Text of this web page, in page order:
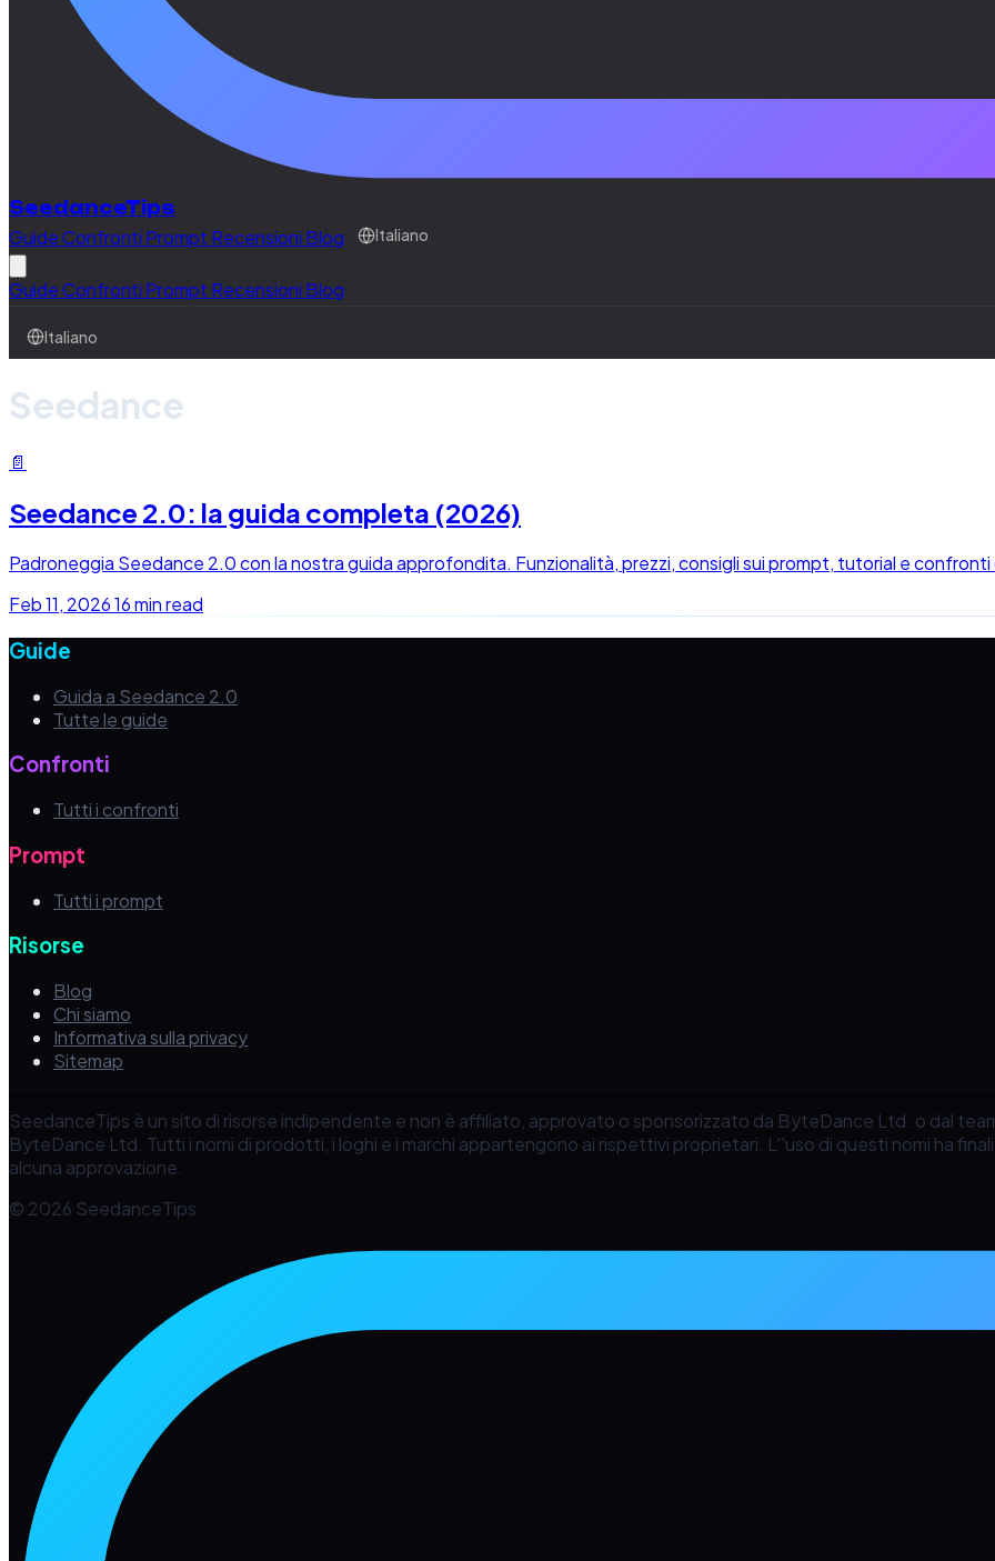
SeedanceTips
GuideConfronti Prompt Recensioni Blog Italiano
GuideConfronti Prompt Recensioni Blog
Italiano
Seedance
📄
Seedance 2.0: la guida completa (2026)
Padroneggia Seedance 2.0 con la nostra guida approfondita. Funzionalità, prezzi, consigli sui prompt, tutorial e confronti
Feb 11, 202616 min read
Guide
Guida a Seedance 2.0
Tutte le guide
Confronti
Tutti i confronti
Prompt
Tutti i prompt
Risorse
Blog
Chi siamo
Informativa sulla privacy
Sitemap
SeedanceTips è un sito di risorse indipendente e non è affiliato, approvato o sponsorizzato da ByteDance Ltd. o dal
ByteDance Ltd. Tutti i nomi di prodotti, i loghi e i marchi appartengono ai rispettivi proprietari. L''uso di questi nomi ha
alcuna approvazione.
© 2026 SeedanceTips